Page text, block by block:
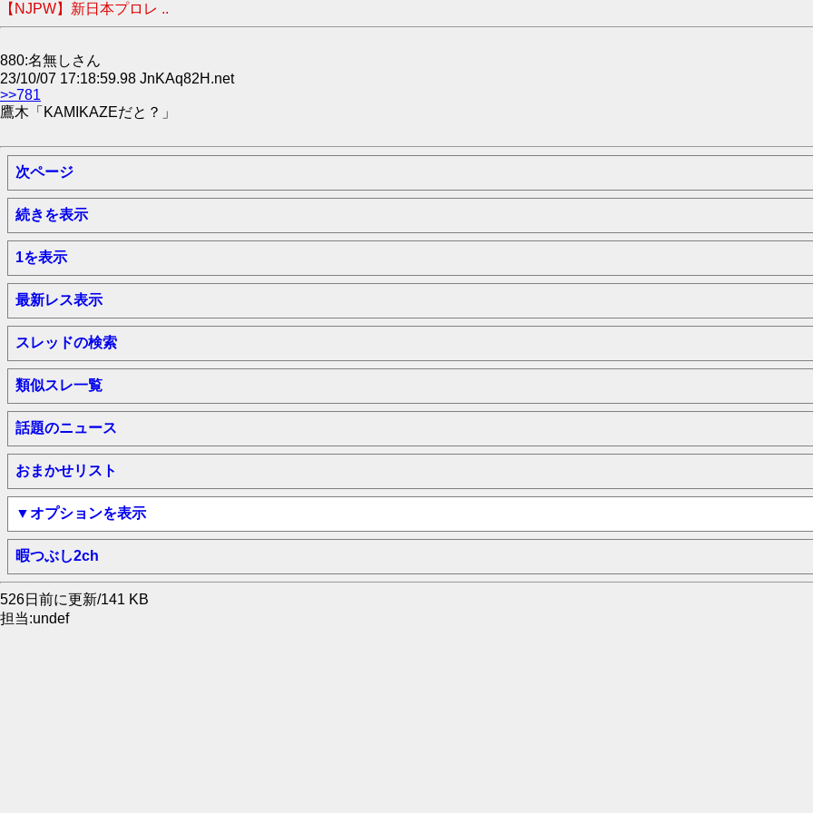
【NJPW】新日本プロレ ..
880:名無しさん
23/10/07 17:18:59.98 JnKAq82H.net
>>781
鷹木「KAMIKAZEだと？」
次ページ
続きを表示
1を表示
最新レス表示
スレッドの検索
類似スレ一覧
話題のニュース
おまかせリスト
▼オプションを表示
暇つぶし2ch
526日前に更新/141 KB
担当:undef